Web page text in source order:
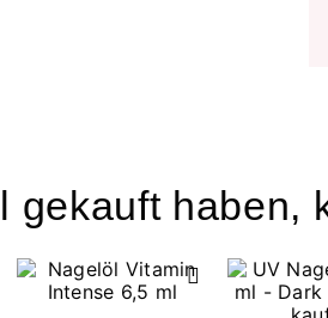
gekauft haben,